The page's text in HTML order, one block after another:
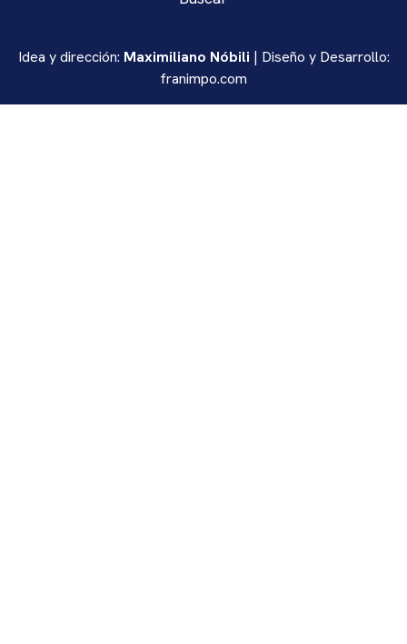
Idea y dirección: Maximiliano Nóbili | Diseño y Desarrollo:
franimpo.com